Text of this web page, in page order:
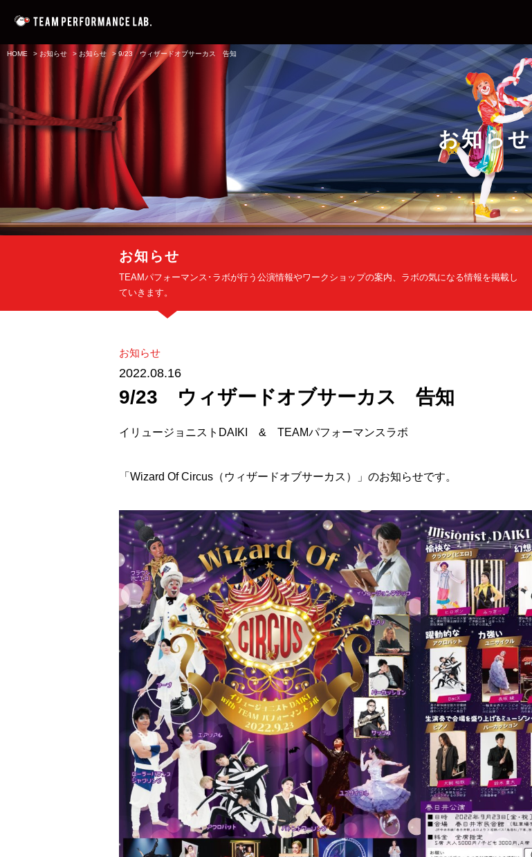
お知らせ
HOME > お知らせ > お知らせ >9/23 ウィザードオブサーカス 告知
お知らせ
TEAMパフォーマンス･ラボが行う公演情報やワークショップの案内、ラボの気になる情報を掲載し
ていきます。
お知らせ
2022.08.16
9/23 ウィザードオブサーカス 告知
イリュージョニストDAIKI & TEAMパフォーマンスラボ
「Wizard Of Circus（ウィザードオブサーカス）」のお知らせです。